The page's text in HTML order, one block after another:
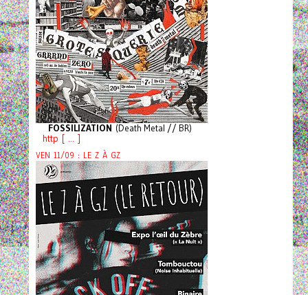
FOSSILIZATION (Death Metal // BR)
http [ ... ]
VEN 11/09 : LE Z À GZ